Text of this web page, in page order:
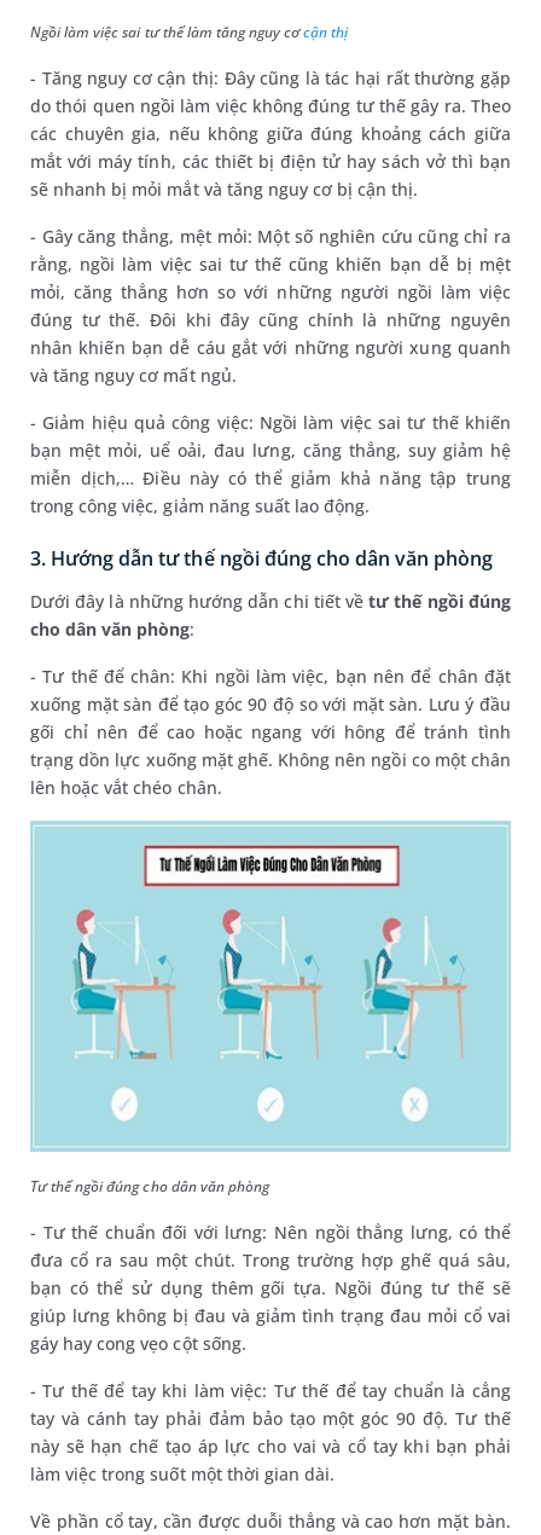
Ngồi làm việc sai tư thế làm tăng nguy cơcận thị
- Tăng nguy cơ cận thị: Đây cũng là tác hại rất thường gặp
do thói quen ngồi làm việc không đúng tư thế gây ra. Theo
các chuyên gia, nếu không giữa đúng khoảng cách giữa
mắt với máy tính, các thiết bị điện tử hay sách vở thì bạn
sẽ nhanh bị mỏi mắt và tăng nguy cơ bị cận thị.
- Gây căng thẳng, mệt mỏi: Một số nghiên cứu cũng chỉ ra
rằng, ngồi làm việc sai tư thế cũng khiến bạn dễ bị mệt
mỏi, căng thẳng hơn so với những người ngồi làm việc
đúng tư thế. Đôi khi đây cũng chính là những nguyên
nhân khiến bạn dễ cáu gắt với những người xung quanh
và tăng nguy cơ mất ngủ.
- Giảm hiệu quả công việc: Ngồi làm việc sai tư thế khiến
bạn mệt mỏi, uể oải, đau lưng, căng thẳng, suy giảm hệ
miễn dịch,… Điều này có thể giảm khả năng tập trung
trong công việc, giảm năng suất lao động.
3. Hướng dẫn tư thế ngồi đúng cho dân văn phòng
Dưới đây là những hướng dẫn chi tiết vềtư thế ngồi đúng
cho dân văn phòng:
- Tư thế để chân: Khi ngồi làm việc, bạn nên để chân đặt
xuống mặt sàn để tạo góc 90 độ so với mặt sàn. Lưu ý đầu
gối chỉ nên để cao hoặc ngang với hông để tránh tình
trạng dồn lực xuống mặt ghế. Không nên ngồi co một chân
lên hoặc vắt chéo chân.
Tư thế ngồi đúng cho dân văn phòng
- Tư thế chuẩn đối với lưng: Nên ngồi thẳng lưng, có thể
đưa cổ ra sau một chút. Trong trường hợp ghế quá sâu,
bạn có thể sử dụng thêm gối tựa. Ngồi đúng tư thế sẽ
giúp lưng không bị đau và giảm tình trạng đau mỏi cổ vai
gáy hay cong vẹo cột sống.
- Tư thế để tay khi làm việc: Tư thế để tay chuẩn là cẳng
tay và cánh tay phải đảm bảo tạo một góc 90 độ. Tư thế
này sẽ hạn chế tạo áp lực cho vai và cổ tay khi bạn phải
làm việc trong suốt một thời gian dài.
Về phần cổ tay, cần được duỗi thẳng và cao hơn mặt bàn.